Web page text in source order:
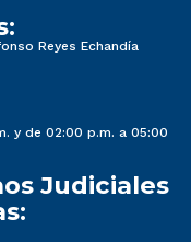
Reyes Echandía
y de 02:00 p.m. a 05:00
Judiciales